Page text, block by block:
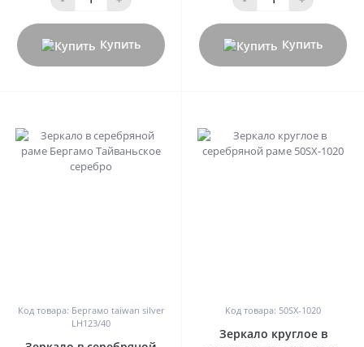
Купить Купить
Код товара: Бергамо taiwan silver
LH123/40
Код товара: 50SX-1020
Зеркало круглое в